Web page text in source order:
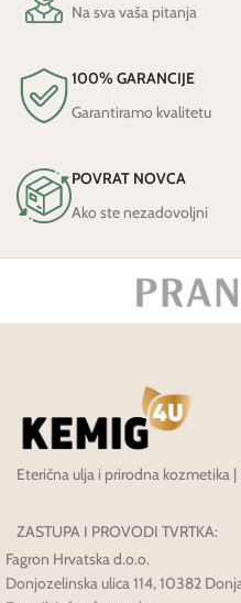
Na sva vaša pitanja
100% GARANCIJE
Garantiramo kvalitetu
POVRAT NOVCA
Ako ste nezadovoljni
Eterična ulja i prirodna kozmetika
ZASTUPA I PROVODI TVRTKA:
Fagron Hrvatska d.o.o.
Donjozelinska ulica 114, 10382